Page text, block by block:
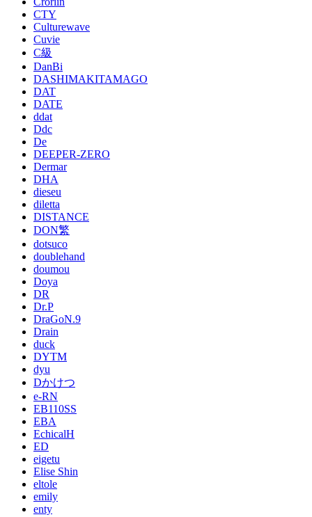
CTY
Culturewave
Cuvie
C級
DanBi
DASHIMAKITAMAGO
DAT
DATE
ddat
Ddc
De
DEEPER-ZERO
Dermar
DHA
dieseu
diletta
DISTANCE
DON繁
dotsuco
doublehand
doumou
Doya
DR
Dr.P
DraGoN.9
Drain
duck
DYTM
dyu
Dかけつ
e-RN
EB110SS
EBA
EchicalH
ED
eigetu
Elise Shin
eltole
emily
enty